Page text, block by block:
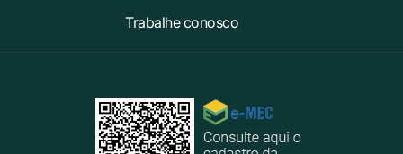
Trabalhe conosco